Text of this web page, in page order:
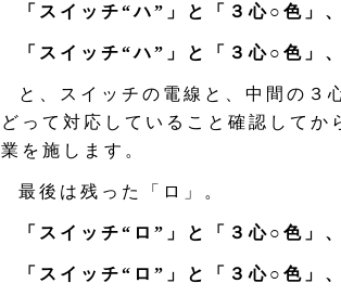
「スイッチ“ハ”」と「３心○色」
「スイッチ“ハ”」と「３心○色」
と、スイッチの電線と、中間の３
どって対応していること確認して
業を施します。
最後は残った「ロ」。
「スイッチ“ロ”」と「３心○色」
「スイッチ“ロ”」と「３心○色」